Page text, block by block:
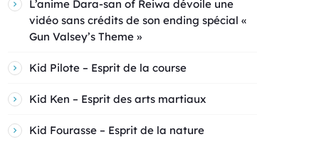
L’anime Dara-san of Reiwa dévoile une
vidéo sans crédits de son ending spécial «
Gun Valsey’s Theme »
Kid Pilote – Esprit de la course
Kid Ken – Esprit des arts martiaux
Kid Fourasse – Esprit de la nature